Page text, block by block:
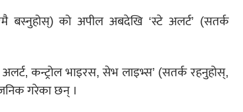
बस्नुहोस्) को अपील अबदेखि ‘स्टे अलर्ट’ (सतर्क
अलर्ट, कन्ट्रोल भाइरस, सेभ लाइभ्स’ (सतर्क रहनुहोस्,
गरेका छन् ।